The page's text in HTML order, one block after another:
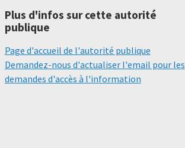
Plus d'infos sur cette autorité
publique
Page d'accueil de l'autorité publique
Demandez-nous d'actualiser l'email pour les
demandes d'accès à l'information